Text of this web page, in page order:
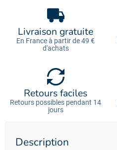
Livraison gratuite
En France à partir de 49 €
d'achats
Retours faciles
Retours possibles pendant 14
jours
Description